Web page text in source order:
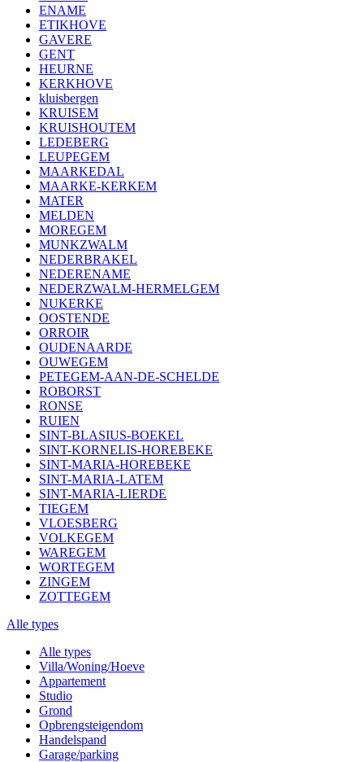
ENAME
ETIKHOVE
GAVERE
GENT
HEURNE
KERKHOVE
kluisbergen
KRUISEM
KRUISHOUTEM
LEDEBERG
LEUPEGEM
MAARKEDAL
MAARKE-KERKEM
MATER
MELDEN
MOREGEM
MUNKZWALM
NEDERBRAKEL
NEDERENAME
NEDERZWALM-HERMELGEM
NUKERKE
OOSTENDE
ORROIR
OUDENAARDE
OUWEGEM
PETEGEM-AAN-DE-SCHELDE
ROBORST
RONSE
RUIEN
SINT-BLASIUS-BOEKEL
SINT-KORNELIS-HOREBEKE
SINT-MARIA-HOREBEKE
SINT-MARIA-LATEM
SINT-MARIA-LIERDE
TIEGEM
VLOESBERG
VOLKEGEM
WAREGEM
WORTEGEM
ZINGEM
ZOTTEGEM
Alle types
Alle types
Villa/Woning/Hoeve
Appartement
Studio
Grond
Opbrengsteigendom
Handelspand
Garage/parking